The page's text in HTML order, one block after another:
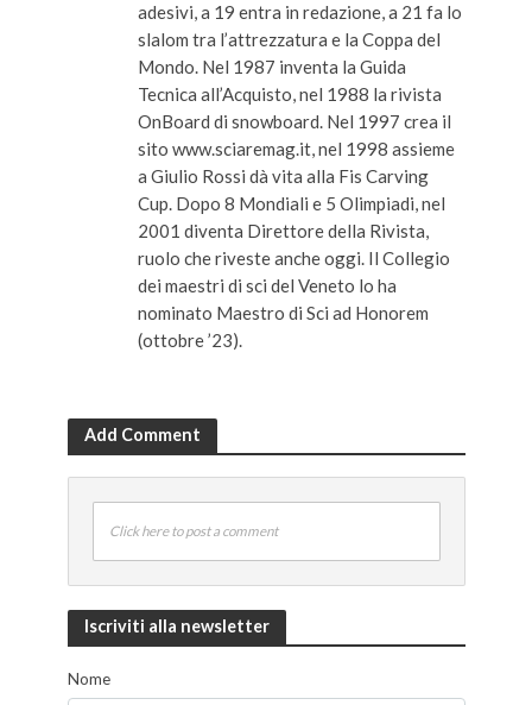
adesivi, a 19 entra in redazione, a 21 fa lo
slalom tra l’attrezzatura e la Coppa del
Mondo. Nel 1987 inventa la Guida
Tecnica all’Acquisto, nel 1988 la rivista
OnBoard di snowboard. Nel 1997 crea il
sito www.sciaremag.it, nel 1998 assieme
a Giulio Rossi dà vita alla Fis Carving
Cup. Dopo 8 Mondiali e 5 Olimpiadi, nel
2001 diventa Direttore della Rivista,
ruolo che riveste anche oggi. Il Collegio
dei maestri di sci del Veneto lo ha
nominato Maestro di Sci ad Honorem
(ottobre ’23).
Add Comment
Click here to post a comment
Iscriviti alla newsletter
Nome